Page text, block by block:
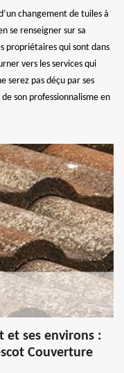
changement de tuiles à
se renseigner sur sa
propriétaires qui sont dans
vers les services qui
serez pas déçu par ses
son professionnalisme en
et ses environs :
Couverture